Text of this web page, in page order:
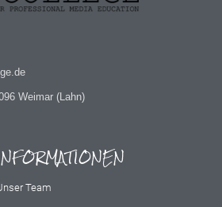
Weimar (Lahn)
Team